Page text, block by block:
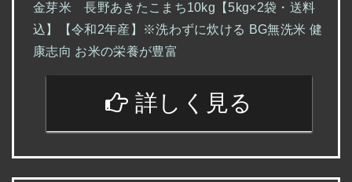
金芽米 長野あきたこまち10kg【5kg×2袋・送料
込】【令和2年産】※洗わずに炊ける BG無洗米 健
康志向 お米の栄養が豊富
詳しく見る